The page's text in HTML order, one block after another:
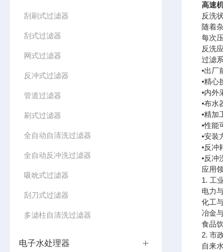
刮刷式过滤器
刮式过滤器
网式过滤器
反冲式过滤器
管道过滤器
刷式过滤器
全自动自清洗过滤器
全自动反冲洗过滤器
吸吮式过滤器
刮刀式过滤器
多滤柱自清洗过滤器
电子水处理器
高速
反洗
随着
每次
反洗
过滤
•出厂
•精心
•内外
•布水
•精加
•性能
•安装
•反冲
•反冲
应用
1. 工
电力
化工
冶金
食品
2. 市
自来